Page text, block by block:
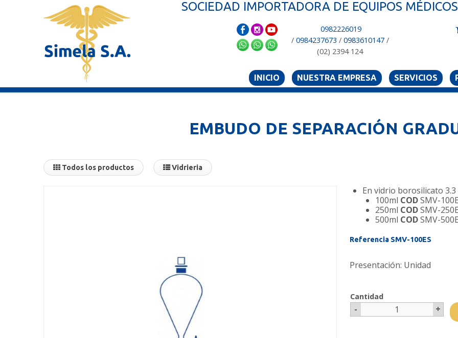
SOCIEDAD IMPORTADORA DE EQUIPOS
0982226019
/ 0984237673 / 0983610147/
(02) 2394 124
INICIO NUESTRA EMPRESA SERVICIOS
EMBUDO DE SEPARACIÓN
Todos los productos Vidrieria
En vidrio borosilicato 3.3
100ml CODSMV-
250ml CODSMV-
500ml CODSMV-
Referencia SMV-100ES
Presentación: Unidad
Cantidad
1 +
-